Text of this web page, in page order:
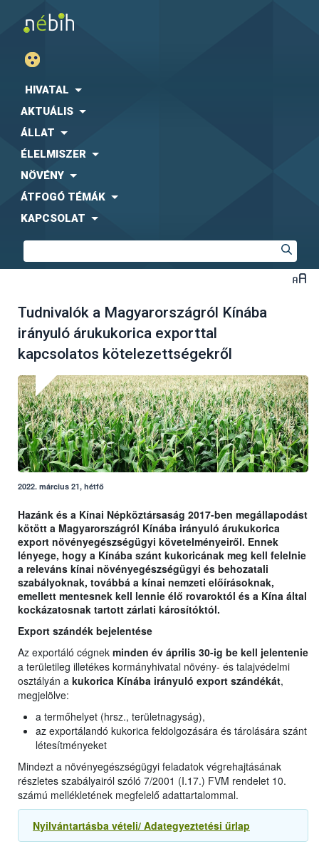
HIVATAL
AKTUÁLIS
ÁLLAT
ÉLELMISZER
NÖVÉNY
ÁTFOGÓ TÉMÁK
KAPCSOLAT
Tudnivalók a Magyarországról Kínába
irányuló árukukorica exporttal
kapcsolatos kötelezettségekről
2022. március 21, hétfő
Hazánk és a Kínai Népköztársaság 2017-ben megállapodást
kötött a Magyarországról Kínába irányuló árukukorica
export növényegészségügyi követelményeiről. Ennek
lényege, hogy a Kínába szánt kukoricának meg kell felelnie
a releváns kínai növényegészségügyi és behozatali
szabályoknak, továbbá a kínai nemzeti előírásoknak,
emellett mentesnek kell lennie élő rovaroktól és a Kína által
kockázatosnak tartott zárlati károsítóktól.
Export szándék bejelentése
Az exportáló cégnek minden év április 30-ig be kell jelentenie
a területileg illetékes kormányhivatal növény- és talajvédelmi
osztályán a kukorica Kínába irányuló export szándékát,
megjelölve:
a termőhelyet (hrsz., területnagyság),
az exportálandó kukorica feldolgozására és tárolására szánt
létesítményeket
Mindezt a növényegészségügyi feladatok végrehajtásának
részletes szabályairól szóló 7/2001 (I.17.) FVM rendelet 10.
számú mellékletének megfelelő adattartalommal.
Nyilvántartásba vételi/ Adategyeztetési űrlap